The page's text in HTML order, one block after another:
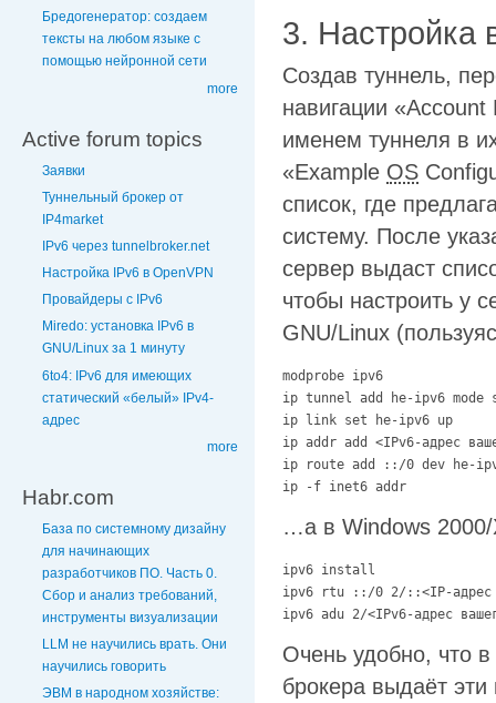
Бредогенератор: создаем
тексты на любом языке с
помощью нейронной сети
more
Active forum topics
Заявки
Туннельный брокер от
IP4market
IPv6 через tunnelbroker.net
Настройка IPv6 в OpenVPN
Провайдеры с IPv6
Miredo: установка IPv6 в
GNU/Linux за 1 минуту
6to4: IPv6 для имеющих
статический «белый» IPv4-
адрес
more
Habr.com
База по системному дизайну
для начинающих
разработчиков ПО. Часть 0.
Сбор и анализ требований,
инструменты визуализации
LLM не научились врать. Они
научились говорить
ЭВМ в народном хозяйстве:
3. Настройка
Создав туннель,
навигации
именем туннеля в
«Example OS
список, где
систему. После
сервер выдаст
чтобы настроить у
GNU/Linux
modprobe ipv6
ip tunnel add he-ipv6 mode
ip link set he-ipv6 up
ip addr add <IPv6-адрес
ip route add ::/0 dev he-
ip -f inet6 addr
…а в Windows 2000/
ipv6 install
ipv6 rtu ::/0 2/::<IP-адрес
ipv6 adu 2/<IPv6-адрес
Очень удобно, что
брокера выдаёт